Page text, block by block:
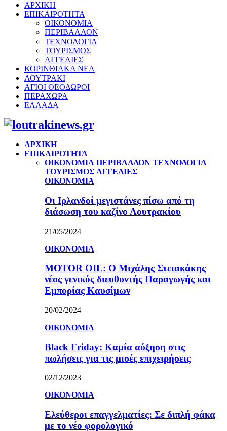
ΑΡΧΙΚΗ
ΕΠΙΚΑΙΡΟΤΗΤΑ
ΟΙΚΟΝΟΜΙΑ
ΠΕΡΙΒΑΛΛΟΝ
ΤΕΧΝΟΛΟΓΙΑ
ΤΟΥΡΙΣΜΟΣ
ΑΓΓΕΛΙΕΣ
ΚΟΡΙΝΘΙΑΚΑ ΝΕΑ
ΛΟΥΤΡΑΚΙ
ΑΓΙΟΙ ΘΕΟΔΩΡΟΙ
ΠΕΡΑΧΩΡΑ
ΕΛΛΑΔΑ
Facebook
Twitter
Instagram
Pinterest
Youtube
ΑΡΧΙΚΗ
ΕΠΙΚΑΙΡΟΤΗΤΑ
ΟΙΚΟΝΟΜΙΑ ΠΕΡΙΒΑΛΛΟΝ ΤΕΧΝΟΛΟΓΙΑ
ΤΟΥΡΙΣΜΟΣ ΑΓΓΕΛΙΕΣ
ΟΙΚΟΝΟΜΙΑ
Οι Ιρλανδοί μεγιστάνες πίσω από τη
διάσωση του καζίνο Λουτρακίου
21/05/2024
ΟΙΚΟΝΟΜΙΑ
MOTOR OIL: Ο Μιχάλης Στειακάκης
νέος γενικός διευθυντής Παραγωγής και
Εμπορίας Καυσίμων
20/02/2024
ΟΙΚΟΝΟΜΙΑ
Black Friday: Καμία αύξηση στις
πωλήσεις για τις μισές επιχειρήσεις
02/12/2023
ΟΙΚΟΝΟΜΙΑ
Ελεύθεροι επαγγελματίες: Σε διπλή φάκα
με το νέο φορολογικό